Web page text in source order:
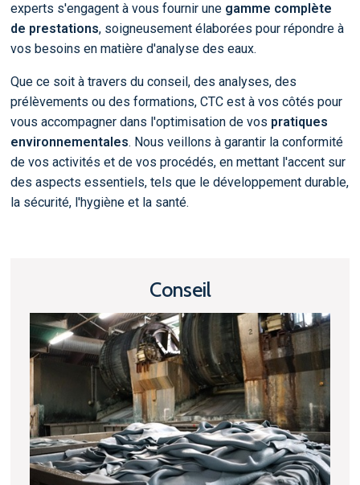
experts s'engagent à vous fournir une gamme complète
de prestations, soigneusement élaborées pour répondre à
vos besoins en matière d'analyse des eaux.
Que ce soit à travers du conseil, des analyses, des
prélèvements ou des formations, CTC est à vos côtés pour
vous accompagner dans l'optimisation de vos pratiques
environnementales. Nous veillons à garantir la conformité
de vos activités et de vos procédés, en mettant l'accent sur
des aspects essentiels, tels que le développement durable,
la sécurité, l'hygiène et la santé.
Conseil